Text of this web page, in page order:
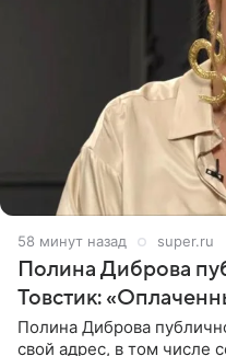
58 минут назад super.ru
Полина Диброва
Товстик:
Полина Диброва
свой адрес, в том числе